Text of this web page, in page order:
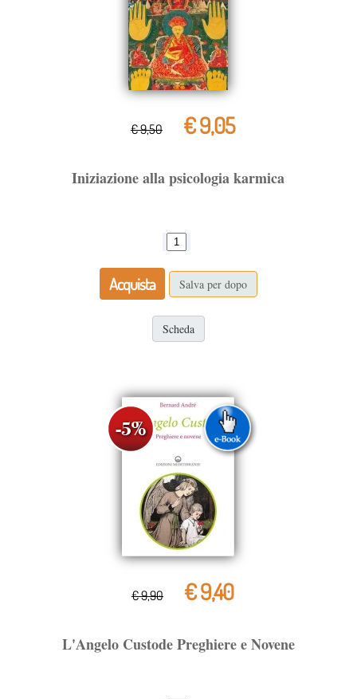
€ 9,50 € 9,05
Iniziazione alla psicologia karmica
Acquista Salva per dopo
Scheda
€ 9,90 € 9,40
L'Angelo Custode Preghiere e Novene